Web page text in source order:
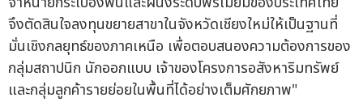
จึงตัดสินใจลงทุนขยายสาขาในจังหวัดเชียงใหม่ให้เป็นฐานที่
มั่นเชิงกลยุทธ์ของภาคเหนือ เพื่อตอบสนองความต้องการของ
กลุ่มสถาปนิก นักออกแบบ เจ้าของโครงการอสังหาริมทรัพย์
และกลุ่มลูกค้ารายย่อยในพื้นที่ได้อย่างเต็มศักยภาพ"